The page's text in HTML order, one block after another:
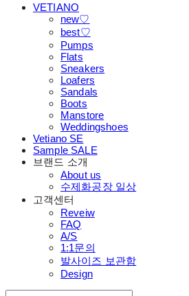
VETIANO
new♡
best♡
Pumps
Flats
Sneakers
Loafers
Sandals
Boots
Manstore
Weddingshoes
Vetiano SE
Sample SALE
브랜드 소개
About us
수제화공장 일상
고객센터
Reveiw
FAQ
A/S
1:1문의
발사이즈 보관함
Design